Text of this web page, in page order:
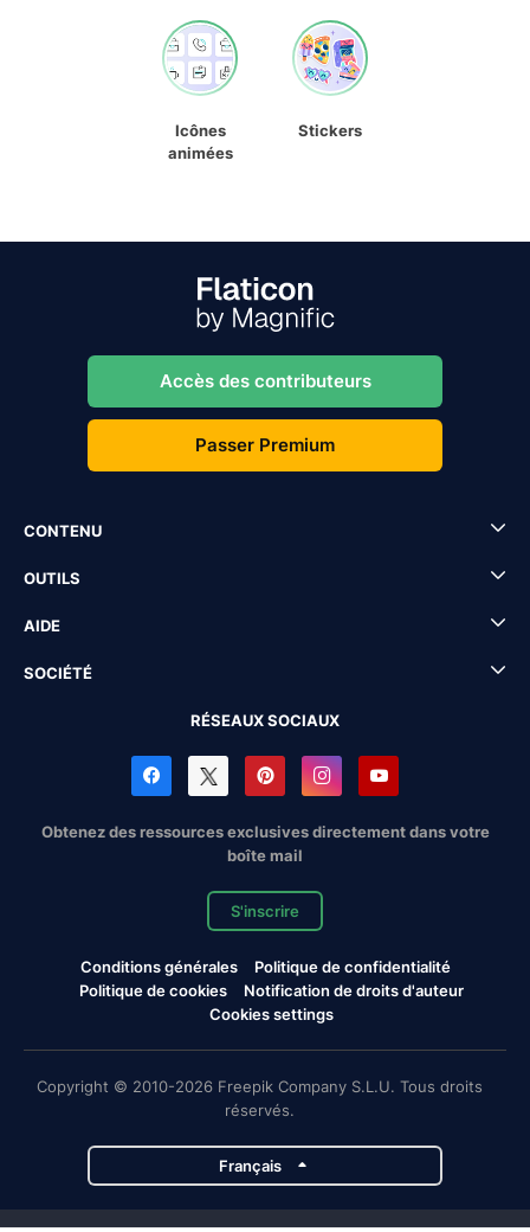
Icônes
animées
Stickers
Accès des contributeurs
Passer Premium
CONTENU
OUTILS
AIDE
SOCIÉTÉ
RÉSEAUX SOCIAUX
Obtenez des ressources exclusives directement dans votre
boîte mail
S'inscrire
Conditions générales
Politique de confidentialité
Politique de cookies
Notification de droits d'auteur
Cookies settings
Copyright © 2010-2026 Freepik Company S.L.U. Tous droits
réservés.
Français